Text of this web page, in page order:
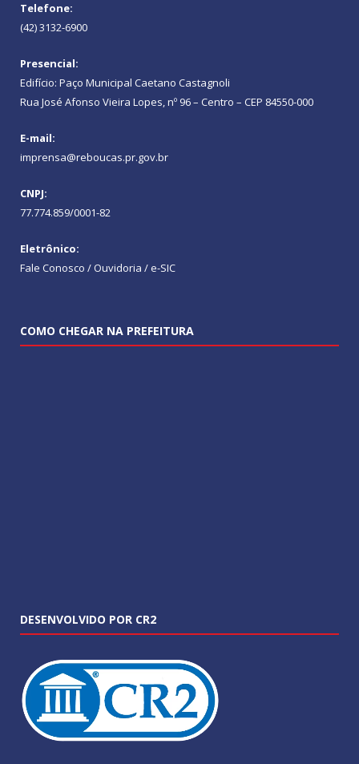
Telefone:
(42) 3132-6900
Presencial:
Edifício: Paço Municipal Caetano Castagnoli
Rua José Afonso Vieira Lopes, nº 96 – Centro – CEP 84550-000
E-mail:
imprensa@reboucas.pr.gov.br
CNPJ:
77.774.859/0001-82
Eletrônico:
Fale Conosco / Ouvidoria / e-SIC
COMO CHEGAR NA PREFEITURA
DESENVOLVIDO POR CR2